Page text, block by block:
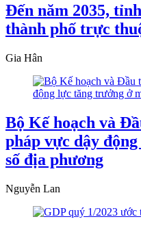
Đến năm 2035,
thành phố trực
Gia Hân
Bộ Kế hoạch và
pháp vực dậy
số địa phương
Nguyễn Lan